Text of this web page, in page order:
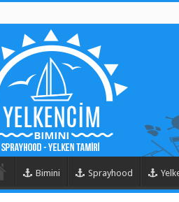
Bimini Sprayhood